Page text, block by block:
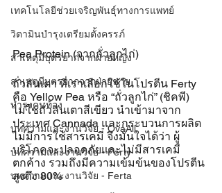
เทคโนโลยีช่วยเจริญพันธุ์ทางการแพทย์
วิตามินบำรุงเตรียมตั้งครรภ์
สาเหตุมีบุตรยากจากฝ่ายหญิง
สาเหตุมีบุตรยากจากฝ่ายชาย
บำรุงคนท้อง
บทความและงานวิจัย - OvaAll
บทความและงานวิจัย - Ferty
บทความและงานวิจัย - Ferta
Pea Protein (จากถั่วลูกไก่)
ถั่วลันเตา ที่เราเลือกใช้ในโปรตีน Ferty
คือ Yellow Pea หรือ “ถั่วลูกไก่” (ชิคพี)
ไม่ใช่ถั่วลันเตาสีเขียว นำเข้ามาจาก
ประเทศ Cannada และกระบวนการผลิต
ไม่มีการใช้สารเคมี จึงมั่นใจได้ว่า ผู้
บริโภคจะปลอดภัยและไม่มีสารเคมี
ตกค้าง รวมถึงมีความเข้มข้นของโปรตีน
สูงถึง 80%